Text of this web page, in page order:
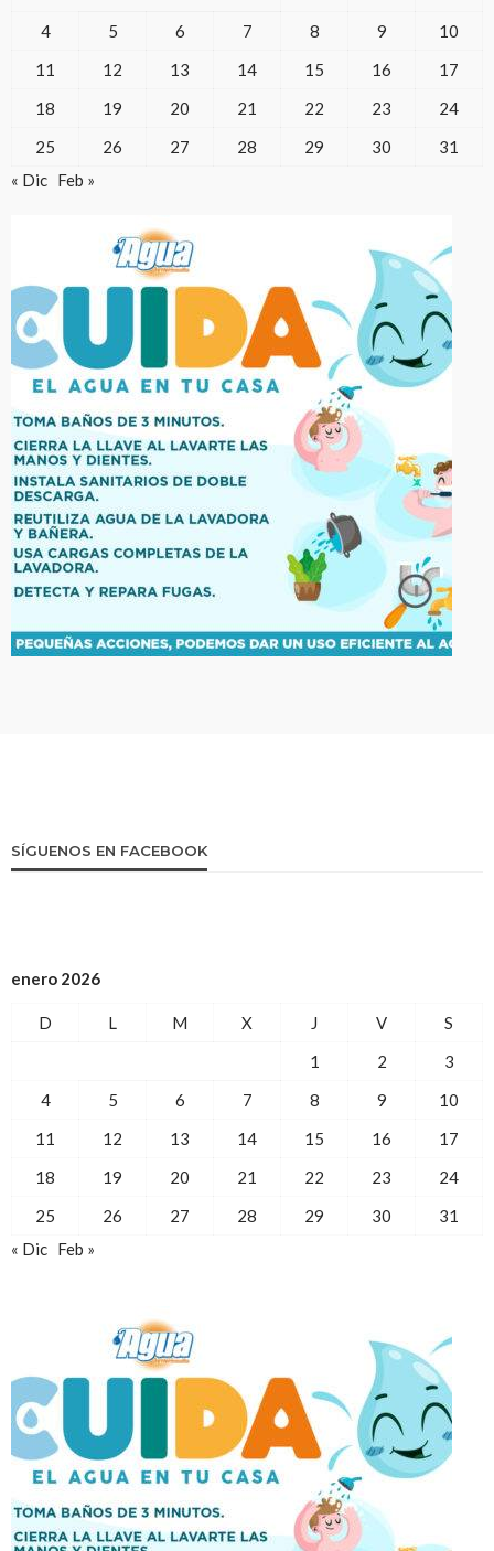
4
5 6 7 8 9
10
11
12 13 14 15 16
17
18
19 20 21 22 23
24
25
26 27 28 29 30
31
« Dic Feb »
SÍGUENOS EN FACEBOOK
enero 2026
D L M X J V
S
1
2
3
4
5 6 7 8 9
10
11
12 13 14 15 16
17
18
19 20 21 22 23
24
25
26 27 28 29 30
31
« Dic Feb »